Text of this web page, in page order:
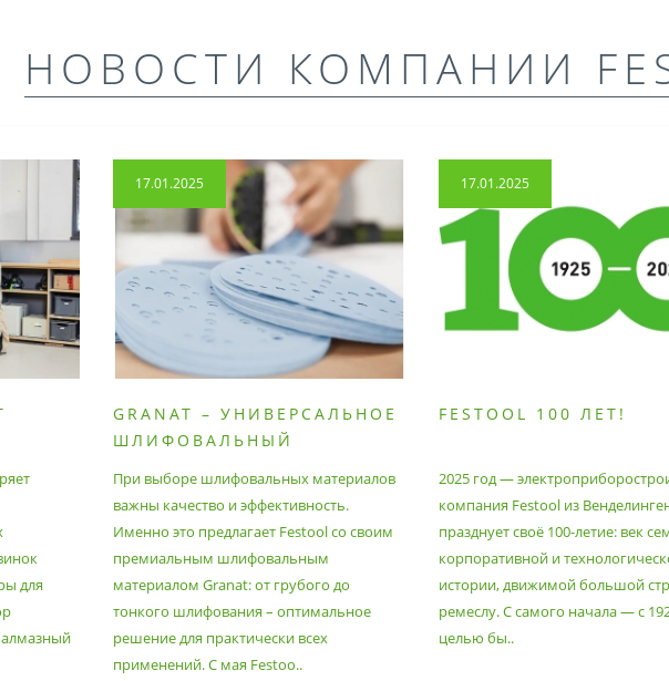
НОВОСТИ КОМПАНИИ
для
алмазный
17.01.2025
GRANAT – УНИВЕРСАЛЬНОЕ
ШЛИФОВАЛЬНЫЙ
При выборе шлифовальных материалов
важны качество и эффективность.
Именно это предлагает Festool со своим
премиальным шлифовальным
материалом Granat: от грубого до
тонкого шлифования – оптимальное
решение для практически всех
применений. С мая Festoo..
17.01.2025
FESTOOL 100 ЛЕТ!
2025 год —
компания Festool из
празднует своё 100-летие: век
корпоративной и
истории, движимой большой
ремеслу. С самого начала — с
целью бы..